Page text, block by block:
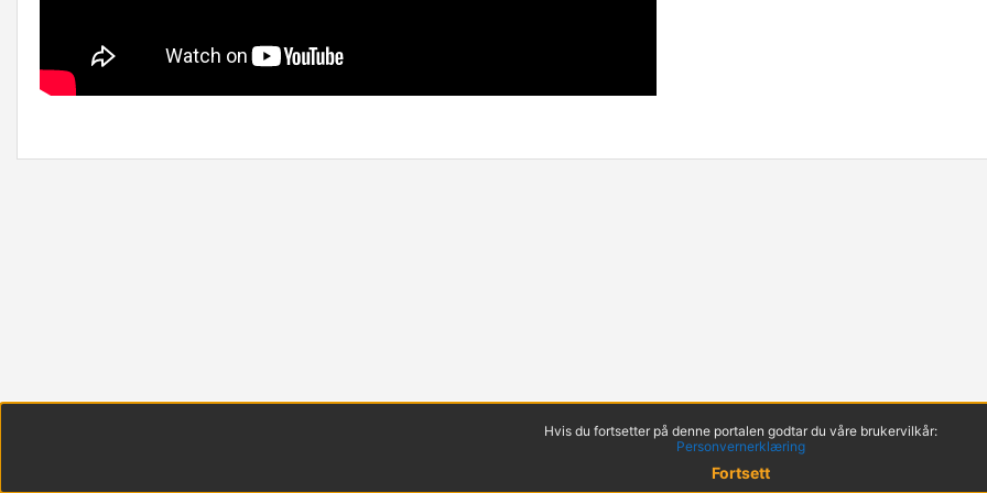
Hvis du fortsetter på denne portalen godtar du våre brukervilkår:
Personvernerklæring
Fortsett